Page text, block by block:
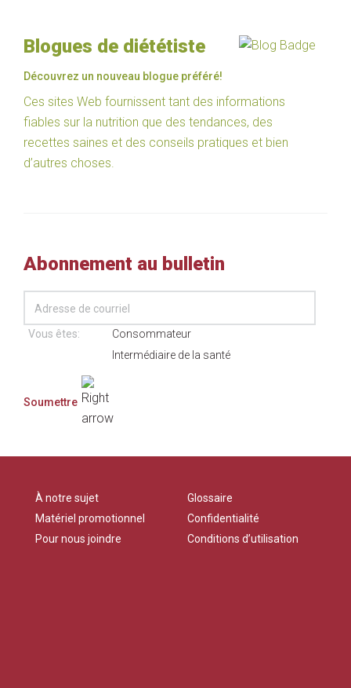
Blogues de diététiste
Découvrez un nouveau blogue préféré!
Ces sites Web fournissent tant des informations
fiables sur la nutrition que des tendances, des
recettes saines et des conseils pratiques et bien
d’autres choses.
Abonnement au bulletin
Vous êtes:
Consommateur
Intermédiaire de la santé
À notre sujet
Matériel promotionnel
Pour nous joindre
Glossaire
Confidentialité
Conditions d’utilisation